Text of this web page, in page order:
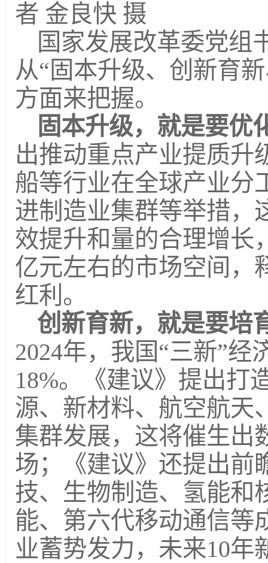
者 金良快 摄
国家发展改革委党组
从“固本升级、创新育
方面来把握。
固本升级，就是要优
出推动重点产业提质升
船等行业在全球产业分
进制造业集群等举措，
效提升和量的合理增长
亿元左右的市场空间，
红利。
创新育新，就是要培
2024年，我国“三新”经
18%。《建议》提出打
源、新材料、航空航天
集群发展，这将催生出
场；《建议》还提出前
技、生物制造、氢能和
能、第六代移动通信等
业蓄势发力，未来10年